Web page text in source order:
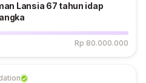
Lansia 67 tahun idap
Rp 80.000.000